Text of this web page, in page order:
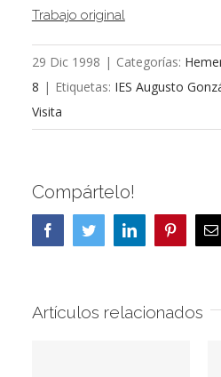
Trabajo original
29 Dic 1998 | Categorías:
8 | Etiquetas: IES Augusto
Visita
Compártelo!
FacebookTwitterLinkedInPinterest
Artículos relacionados